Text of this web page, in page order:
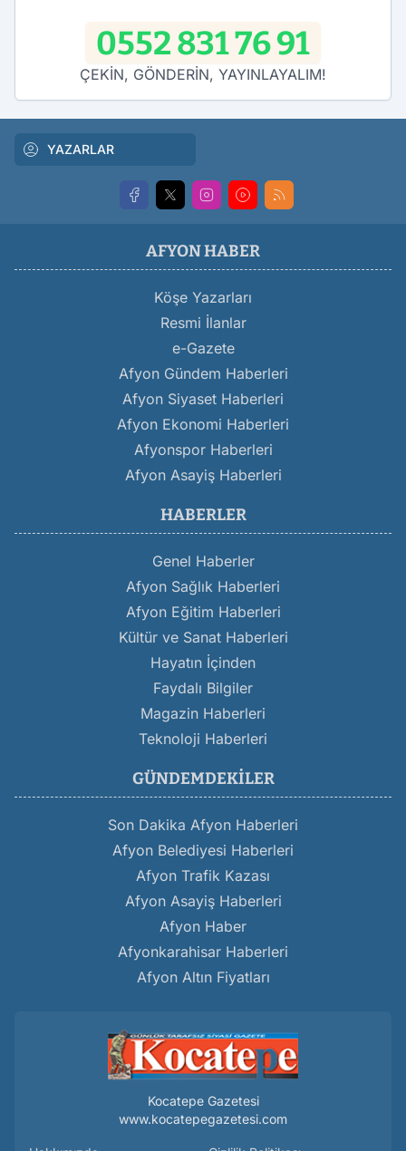
0552 831 76 91
ÇEKİN, GÖNDERİN, YAYINLAYALIM!
YAZARLAR
AFYON HABER
Köşe Yazarları
Resmi İlanlar
e-Gazete
Afyon Gündem Haberleri
Afyon Siyaset Haberleri
Afyon Ekonomi Haberleri
Afyonspor Haberleri
Afyon Asayiş Haberleri
HABERLER
Genel Haberler
Afyon Sağlık Haberleri
Afyon Eğitim Haberleri
Kültür ve Sanat Haberleri
Hayatın İçinden
Faydalı Bilgiler
Magazin Haberleri
Teknoloji Haberleri
GÜNDEMDEKILER
Son Dakika Afyon Haberleri
Afyon Belediyesi Haberleri
Afyon Trafik Kazası
Afyon Asayiş Haberleri
Afyon Haber
Afyonkarahisar Haberleri
Afyon Altın Fiyatları
Kocatepe Gazetesi
www.kocatepegazetesi.com